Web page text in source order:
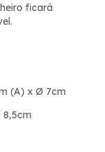
ficará
(A) x Ø 7cm
8,5cm